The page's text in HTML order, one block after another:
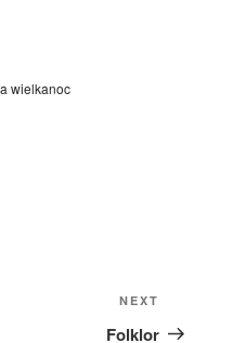
wielkanoc
Post
NEXT
Folklor